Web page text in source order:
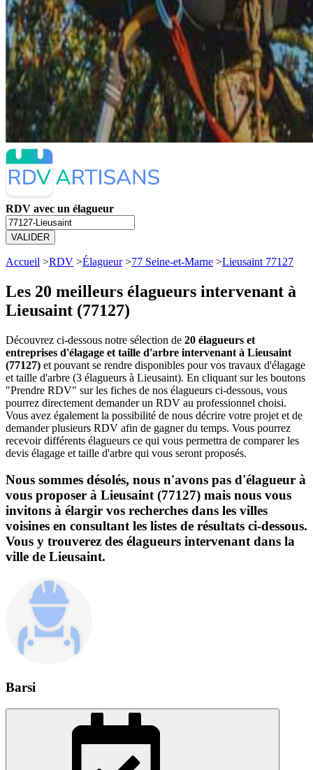
RDV avec un élagueur
VALIDER
Accueil >RDV >Élagueur>77 Seine-et-Marne >Lieusaint 77127
Les 20 meilleurs élagueurs intervenant à
Lieusaint (77127)
Découvrez ci-dessous notre sélection de 20 élagueurs et
entreprises d'élagage et taille d'arbre intervenant à Lieusaint
(77127) et pouvant se rendre disponibles pour vos travaux d'élagage
et taille d'arbre (3 élagueurs à Lieusaint). En cliquant sur les boutons
"Prendre RDV" sur les fiches de nos élagueurs ci-dessous, vous
pourrez directement demander un RDV au professionnel choisi.
Vous avez également la possibilité de nous décrire votre projet et de
demander plusieurs RDV afin de gagner du temps. Vous pourrez
recevoir différents élagueurs ce qui vous permettra de comparer les
devis élagage et taille d'arbre qui vous seront proposés.
Nous sommes désolés, nous n'avons pas d'élagueur à
vous proposer à Lieusaint (77127) mais nous vous
invitons à élargir vos recherches dans les villes
voisines en consultant les listes de résultats ci-dessous.
Vous y trouverez des élagueurs intervenant dans la
ville de Lieusaint.
Barsi